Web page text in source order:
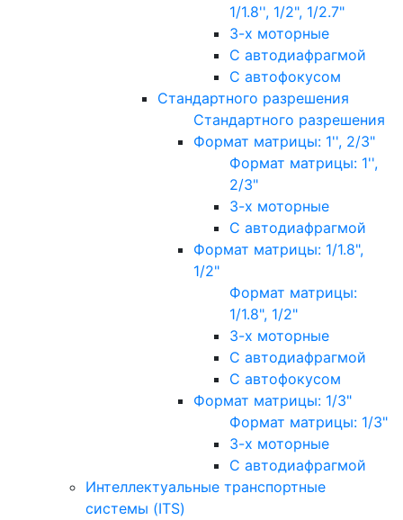
1/1.8'', 1/2", 1/2.7"
3-х моторные
С автодиафрагмой
С автофокусом
Стандартного разрешения
Стандартного разрешения
Формат матрицы: 1'', 2/3"
Формат матрицы: 1'',
2/3"
3-х моторные
С автодиафрагмой
Формат матрицы: 1/1.8",
1/2"
Формат матрицы:
1/1.8", 1/2"
3-х моторные
С автодиафрагмой
С автофокусом
Формат матрицы: 1/3"
Формат матрицы: 1/3"
3-х моторные
С автодиафрагмой
Интеллектуальные транспортные
системы (ITS)